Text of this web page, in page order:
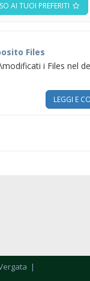
AI TUOI PREFERITI
Files
i Files nel
LEGGI E
|